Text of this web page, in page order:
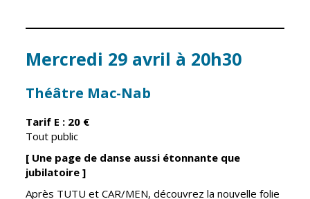
Ville
Marchés
publics
Cimetières
d'identité
État civil
Élections
Multi-accueil
Scolarité
Réussite
inclusion
Mercredi 29 avril à 20h30
Théâtre Mac-Nab
Tarif E : 20 €
Tout public
[ Une page de danse aussi étonnante que
jubilatoire ]
Après TUTU et CAR/MEN, découvrez la nouvelle folie